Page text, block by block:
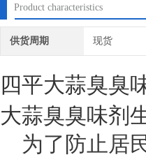
Product characteristics
供货周期 现货
四平大蒜臭臭
大蒜臭臭味剂
为了防止居